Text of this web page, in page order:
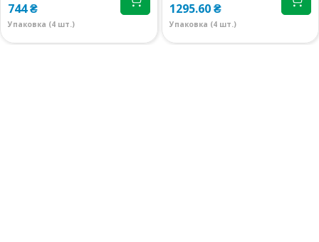
744 ₴
Упаковка (4 шт.)
1295.60 ₴
Упаковка (4 шт.)